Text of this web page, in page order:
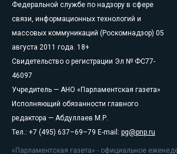
Федеральной службе по надзору в сфере
связи, информационных технологий и
массовых коммуникаций (Роскомнадзор) 05
августа 2011 года. 18+
Свидетельство о регистрации Эл № ФС77-
46097
Учредитель — АНО «Парламентская газета»
Исполняющий обязанности главного
редактора — Абдуллаев М.Р.
Тел.: +7 (495) 637–69–79 E-mail: pg@pnp.ru
«Парламентская газета» - официальное